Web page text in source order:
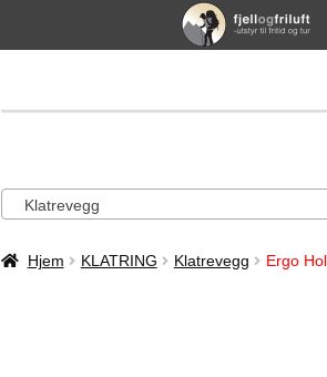
Klatrevegg
Hjem KLATRING Klatrevegg Ergo